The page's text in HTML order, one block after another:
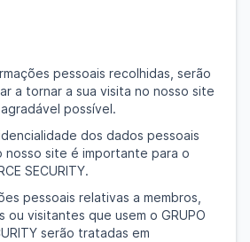
pessoais recolhidas, serão
a tornar a sua visita no nosso site
possível.
dos dados pessoais
nosso site é importante para o
SECURITY.
pessoais relativas a membros,
ou visitantes que usem o GRUPO
serão tratadas em